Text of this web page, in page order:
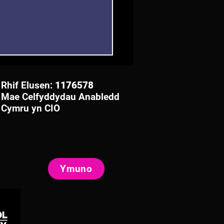
Rhif Elusen: 1176578
Mae Celfyddydau Anabledd
Cymru yn CIO
Ymuno